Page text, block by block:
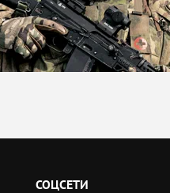
СОЦСЕТИ